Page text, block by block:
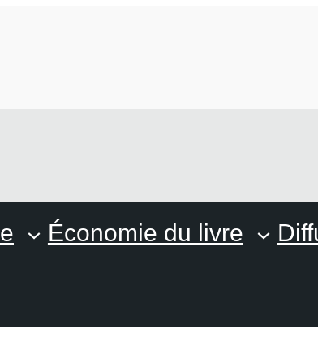
Économie du livre